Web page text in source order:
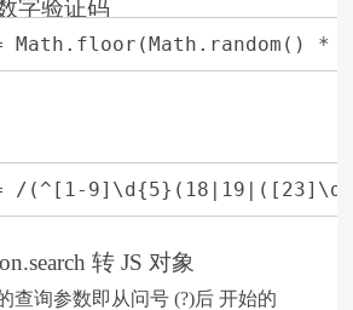
字验证码
Math.floor(Math.random()
/(^[1-
转 JS 对象
查询参数即从问号 (?)后 开始的